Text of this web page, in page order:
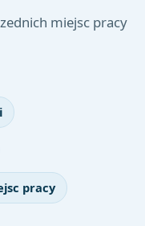
miejsc pracy
pracy